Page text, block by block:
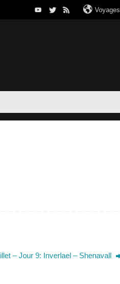
Voyages
– Jour 9: Inverlael – Shenavall